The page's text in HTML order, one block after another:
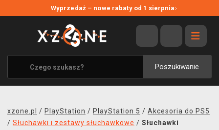
Wyprzedaż – nowe rabaty od 1 sierpnia›
Poszukiwanie
WYPRZEDAŻ
WSZYSTKIE MARKI
XZONE ORIGINALS
UBRANIA I AKCESORIA
SOUNDTRACKI
xzone.pl / PlayStation / PlayStation 5 / Akcesoria do PS5
/ Słuchawki i zestawy słuchawkowe / Słuchawki